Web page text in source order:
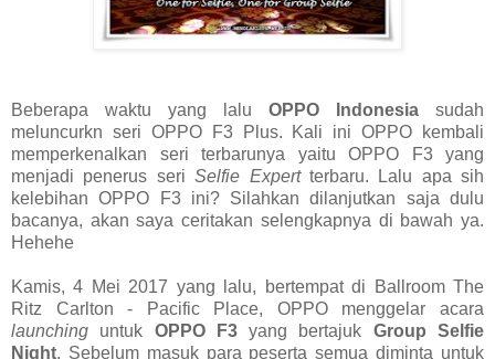
Beberapa waktu yang lalu OPPO Indonesia
sudah
meluncurkn seri OPPO F3 Plus. Kali ini OPPO kembali
memperkenalkan seri terbarunya yaitu OPPO F3 yang
menjadi penerus seriSelfie Expertterbaru. Lalu apa sih
kelebihan OPPO F3 ini? Silahkan dilanjutkan saja dulu
bacanya, akan saya ceritakan selengkapnya di bawah ya.
Hehehe
Kamis, 4 Mei 2017 yang lalu, bertempat di Ballroom The
Ritz Carlton - Pacific Place, OPPO menggelar acara
launching untuk OPPO F3yang bertajuk Group Selfie
Night. Sebelum masuk para peserta semua diminta untuk